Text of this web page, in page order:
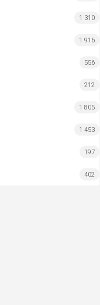
1 310
1 916
556
212
1 805
1 453
197
402